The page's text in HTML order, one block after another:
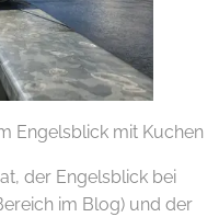
Engelsblick mit Kuchen
der Engelsblick bei
im Blog) und der